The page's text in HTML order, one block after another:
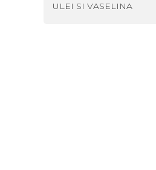
ULEI SI VASELINA